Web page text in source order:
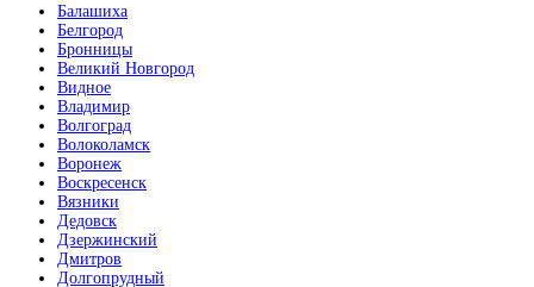
Балашиха
Белгород
Бронницы
Великий Новгород
Видное
Владимир
Волгоград
Волоколамск
Воронеж
Воскресенск
Вязники
Дедовск
Дзержинский
Дмитров
Долгопрудный